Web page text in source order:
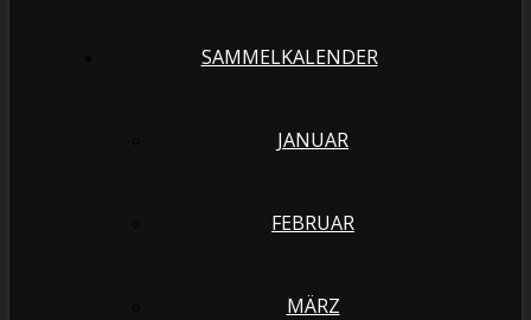
SAMMELKALENDER
JANUAR
FEBRUAR
MÄRZ